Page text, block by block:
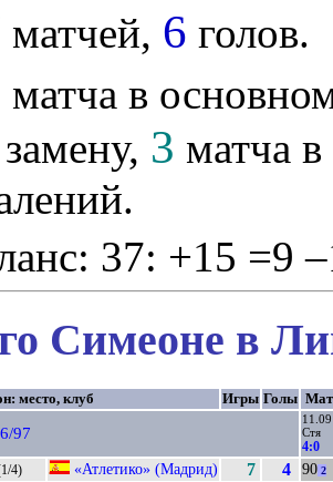
матчей, 6 голов.
матча в
3 матча
37: +15 =9
Симеоне в
место, клуб Игры Голы
97
11.09
Стя
4:0
4) «Атлетико» (Мадрид) 7 4 90 2